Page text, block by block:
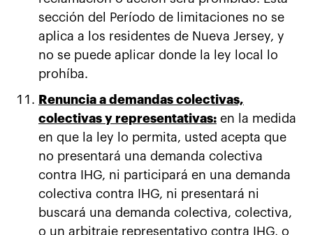
sección del Período de limitaciones no se
aplica a los residentes de Nueva Jersey, y
no se puede aplicar donde la ley local lo
prohíba.
Renuncia a demandas colectivas,
colectivas y representativas: en la medida
en que la ley lo permita, usted acepta que
no presentará una demanda colectiva
contra IHG, ni participará en una demanda
colectiva contra IHG, ni presentará ni
buscará una demanda colectiva, colectiva,
o un arbitraje representativo contra IHG, o